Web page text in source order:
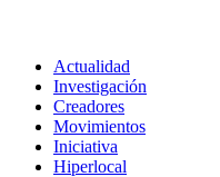
Actualidad
Investigación
Creadores
Movimientos
Iniciativa
Hiperlocal